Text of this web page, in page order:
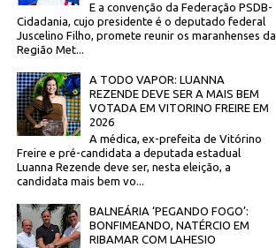
E a convenção da Federação PSDB-
Cidadania, cujo presidente é o deputado federal
Juscelino Filho, promete reunir os maranhenses da
Região Met...
A TODO VAPOR: LUANNA
REZENDE DEVE SER A MAIS BEM
VOTADA EM VITORINO FREIRE EM
2026
A médica, ex-prefeita de Vitórino
Freire e pré-candidata a deputada estadual
Luanna Rezende deve ser, nesta eleição, a
candidata mais bem vo...
BALNEÁRIA ‘PEGANDO FOGO’:
BONFIMEANDO, NATÉRCIO EM
RIBAMAR COM LAHESIO